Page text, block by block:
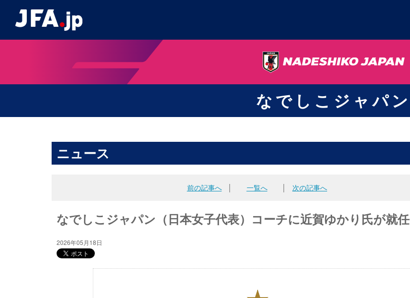
なでしこジャパン
ニュース
前の記事へ│ 一覧へ 次の記事へ
なでしこジャパン（日本女子代表）コーチに近賀ゆかり氏が就任
2026年05月18日